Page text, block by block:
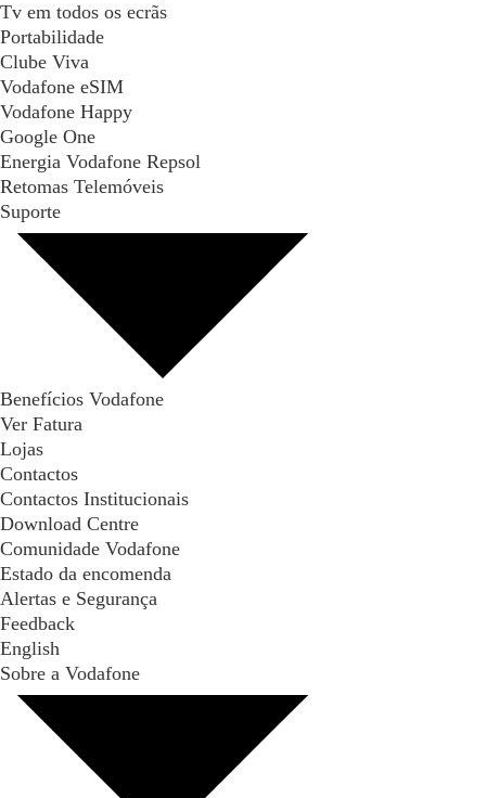
Tv em todos os ecrãs
Portabilidade
Clube Viva
Vodafone eSIM
Vodafone Happy
Google One
Energia Vodafone Repsol
Retomas Telemóveis
Suporte
Benefícios Vodafone
Ver Fatura
Lojas
Contactos
Contactos Institucionais
Download Centre
Comunidade Vodafone
Estado da encomenda
Alertas e Segurança
Feedback
English
Sobre a Vodafone